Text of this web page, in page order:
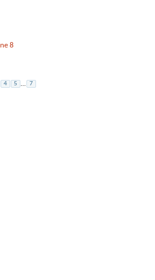
8
4 5 ... 7